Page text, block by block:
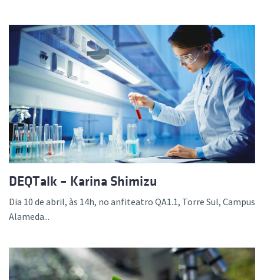
DEQTalk – Karina Shimizu
Dia 10 de abril, às 14h, no anfiteatro QA1.1, Torre Sul, Campus
Alameda...